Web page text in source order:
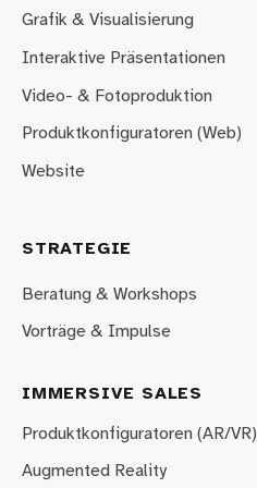
Grafik & Visualisierung
Interaktive Präsentationen
Video- & Fotoproduktion
Produktkonfiguratoren (Web)
Website
STRATEGIE
Beratung & Workshops
Vorträge & Impulse
IMMERSIVE SALES
Produktkonfiguratoren (AR/VR)
Augmented Reality